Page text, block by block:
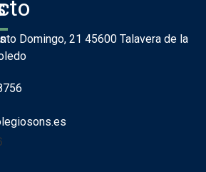
Domingo, 21 45600 Talavera de la